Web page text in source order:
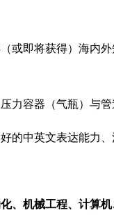
或即将获得）海内
力容器（气瓶）与
的中英文表达能力
、机械工程、计算